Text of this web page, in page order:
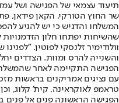
תיעוד עצמאי של הפגישה ושל
שר החוץ הטורקי, הקאן פידאן,
המשלחו והדגיש כי יש להגיע
שהשיחות יפתחו חלון הזדמנויות
וולודימיר זלנסקי לפוטין.
והשנייה להרס ומוות. הצדדים
הפגישה התקיימה לאחר
עם נציגים אמריקנים בראשות
טראמפ לאוקראינה, קית' קלוג,